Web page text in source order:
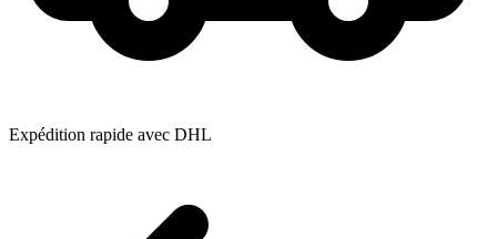
Expédition rapide avec DHL